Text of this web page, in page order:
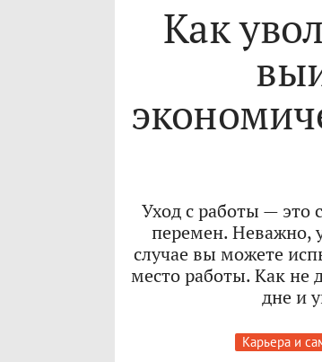
Как
Уход с работы — это
перемен. Неважно,
случае вы можете
место работы. Как не
дне и
Карьера и